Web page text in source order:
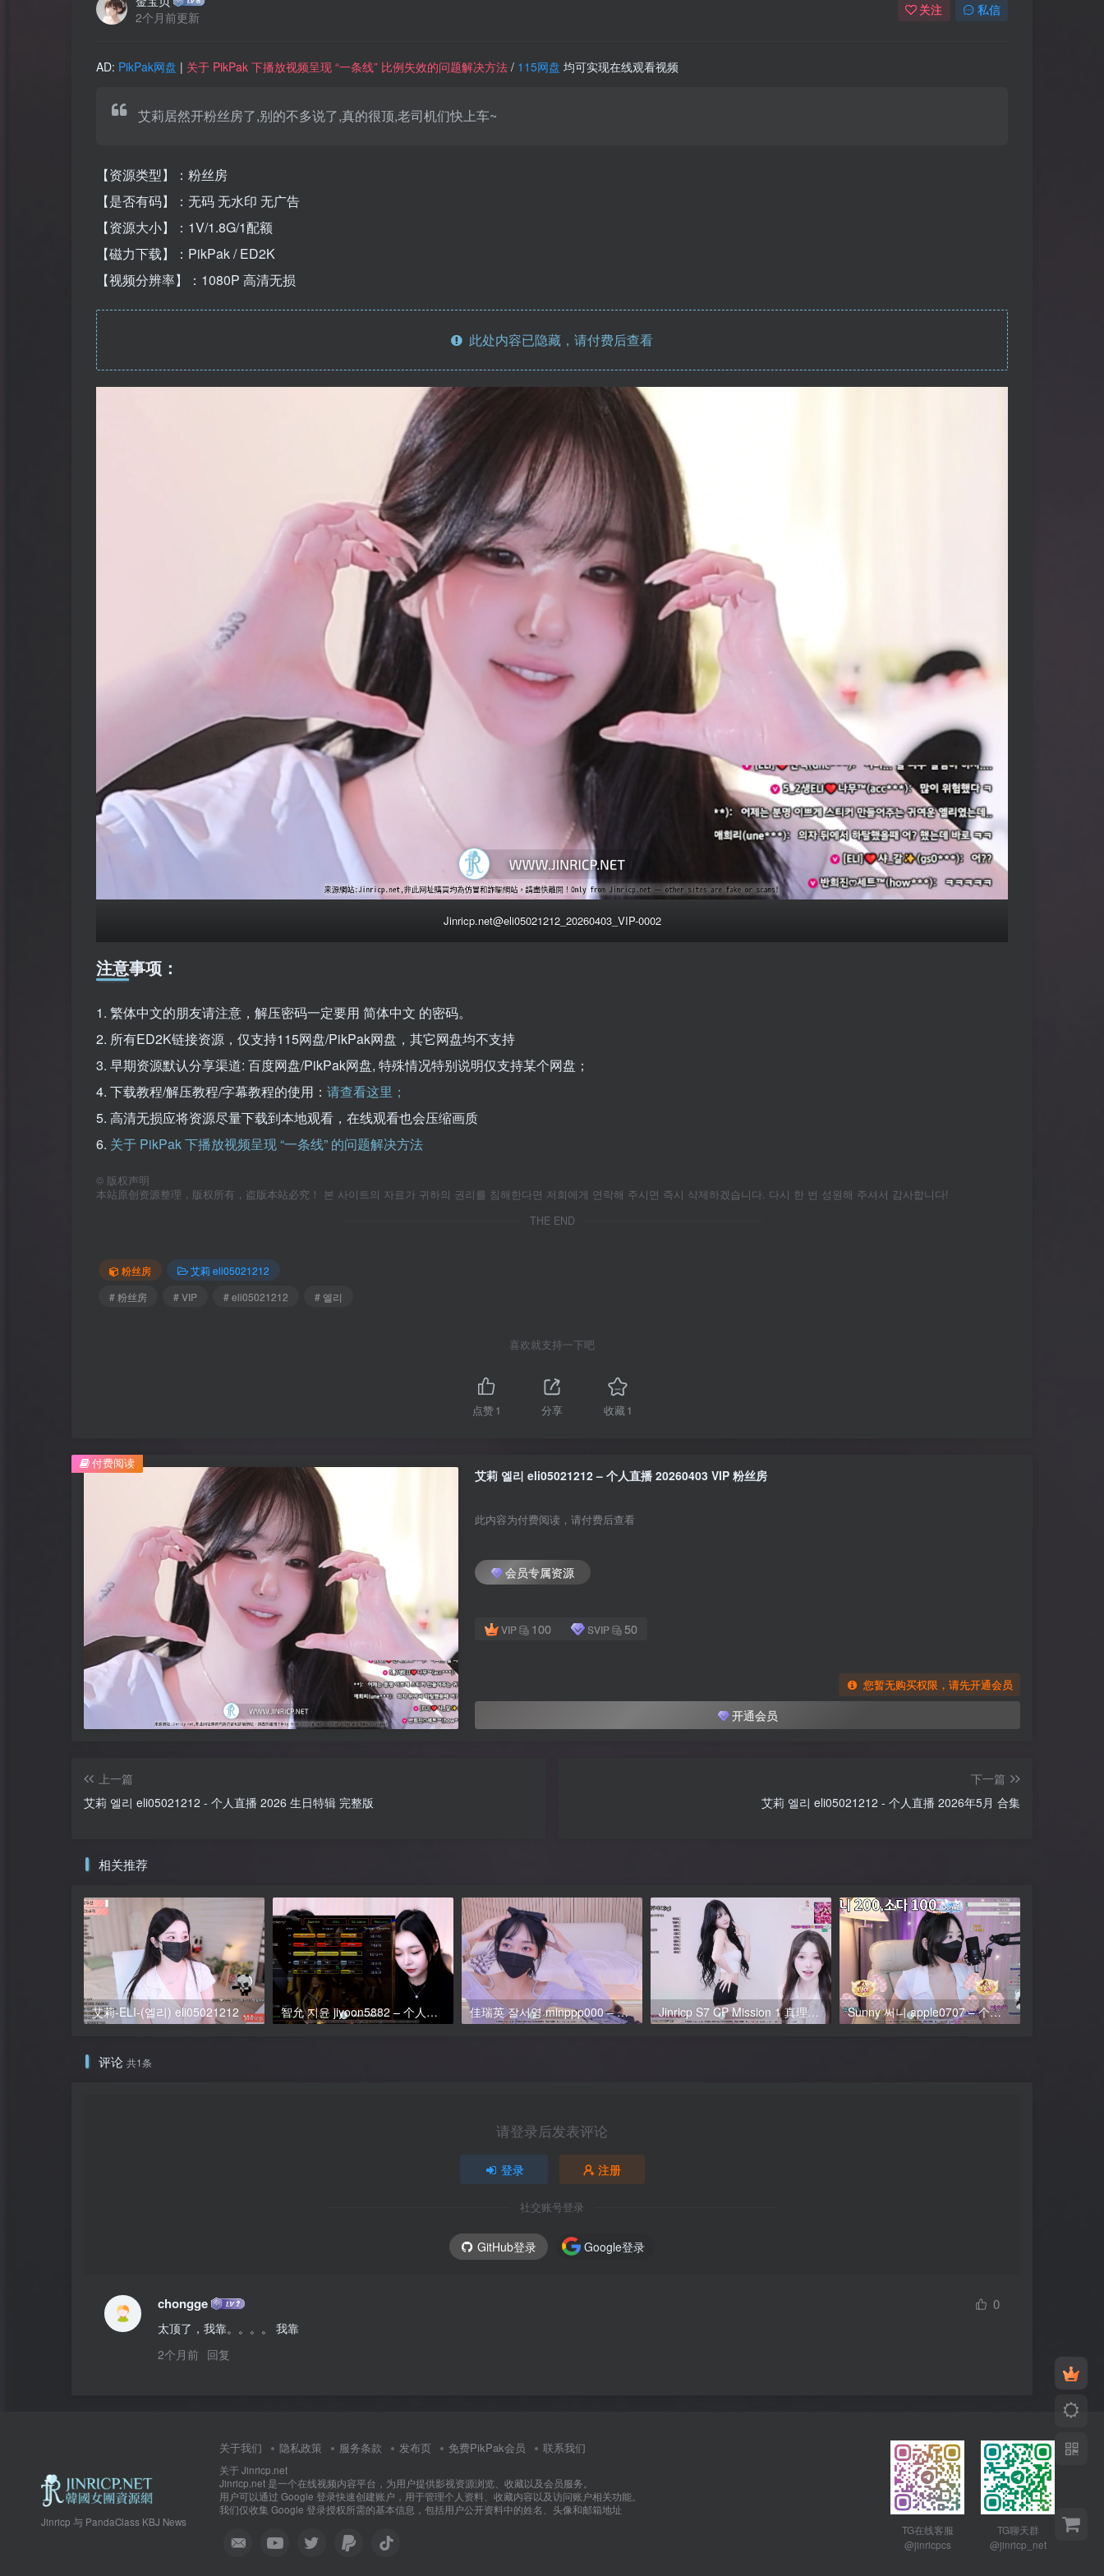
2个月前更新
关注 私信
AD: PikPak网盘 | 关于 PikPak 下播放视频呈现 “一条线” 比例失效的问题解决方法 / 115网盘 均可实现在线观看视频
艾莉居然开粉丝房了,别的不多说了,真的很顶,老司机们快上车~
【资源类型】：粉丝房
【是否有码】：无码 无水印 无广告
【资源大小】：1V/1.8G/1配额
【磁力下载】：PikPak / ED2K
【视频分辨率】：1080P 高清无损
此处内容已隐藏，请付费后查看
Jinricp.net@eli05021212_20260403_VIP-0002
注意事项：
1. 繁体中文的朋友请注意，解压密码一定要用 简体中文 的密码。
2. 所有ED2K链接资源，仅支持115网盘/PikPak网盘，其它网盘均不支持
3. 早期资源默认分享渠道: 百度网盘/PikPak网盘, 特殊情况特别说明仅支持某个网盘；
4. 下载教程/解压教程/字幕教程的使用： 请查看这里；
5. 高清无损应将资源尽量下载到本地观看，在线观看也会压缩画质
6. 关于 PikPak 下播放视频呈现 “一条线” 的问题解决方法
© 版权声明
本站原创资源整理，版权所有，盗版本站必究！ 본 사이트의 자료가 귀하의 권리를 침해한다면 저희에게 연락해 주시면 즉시 삭제하겠습니다. 다시 한 번 성원해 주셔서 감사합니다!
THE END
粉丝房
艾莉 eli05021212
# 粉丝房
# VIP # eli05021212 # 엘리
喜欢就支持一下吧
点赞1 分享 收藏1
艾莉 엘리 eli05021212 – 个人直播 20260403 VIP 粉丝房
此内容为付费阅读，请付费后查看
会员专属资源
VIP 100 SVIP 50
您暂无购买权限，请先开通会员
开通会员
付费阅读
上一篇
艾莉 엘리 eli05021212 - 个人直播 2026 生日特辑 完整版
下一篇
艾莉 엘리 eli05021212 - 个人直播 2026年5月 合集
相关推荐
艾莉-ELI-(엘리) eli05021212 个人直播 20250325 [4V/4G]VIP会免 智允 지윤 jiyoon5882 – 个人直播 2026年05月 游戏粉丝房 [免费] 佳瑞英 잘서영 minppp000 – 个人直播 2026年2月 粉丝房 VIP 小合集 [3V/1.2G] Jinricp S7 CP Mission 1 真理公司 第7季 合播惩罚 Pt. 1: 艾莉 엘리 vs 美优 미유 附VIP粉丝房 Sunny 써니 apple0707 – 个人直播 20260527 VIP 粉丝房
评论 共1条
请登录后发表评论
登录 注册
社交账号登录
GitHub登录 Google登录
chongge 0
太顶了，我靠。。。。 我靠
2个月前 回复
Jinricp 与 PandaClass KBJ News
关于我们 隐私政策 服务条款 发布页 免费PikPak会员 联系我们
关于 Jinricp.net
Jinricp.net 是一个在线视频内容平台，为用户提供影视资源浏览、收藏以及会员服务。
用户可以通过 Google 登录快速创建账户，用于管理个人资料、收藏内容以及访问账户相关功能。
我们仅收集 Google 登录授权所需的基本信息，包括用户公开资料中的姓名、头像和邮箱地址
TG在线客服
@jinricpcs
TG聊天群
@jinricp_net